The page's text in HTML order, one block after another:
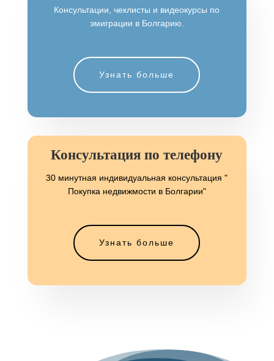
Консультации, чеклисты и видеокурсы по
эмиграции в Болгарию.
Узнать больше
Консультация по телефону
30 минутная индивидуальная консультация"
Покупка недвижмости в Болгарии"
Узнать больше